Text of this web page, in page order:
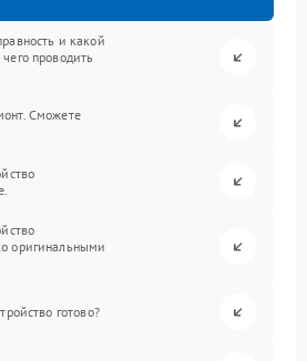
и какой
проводить
Сможете
оригинальными
готово?